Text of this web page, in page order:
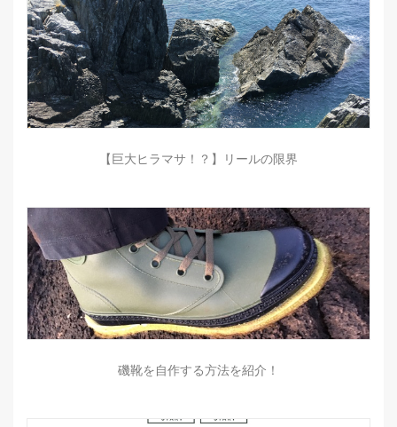
【巨大ヒラマサ！？】リールの限界
磯靴を自作する方法を紹介！